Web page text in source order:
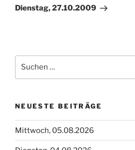
Beitrag
Dienstag, 27.10.2009
nach:
NEUESTE BEITRÄGE
Mittwoch, 05.08.2026